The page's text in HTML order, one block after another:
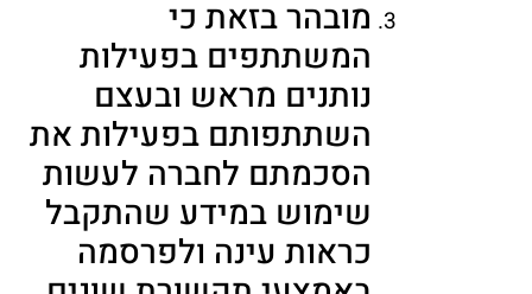
מובהר בזאת כי
המשתתפים בפעילות
נותנים מראש ובעצם
השתתפותם בפעילות את
הסכמתם לחברה לעשות
שימוש במידע שהתקבל
כראות עינה ולפרסמה